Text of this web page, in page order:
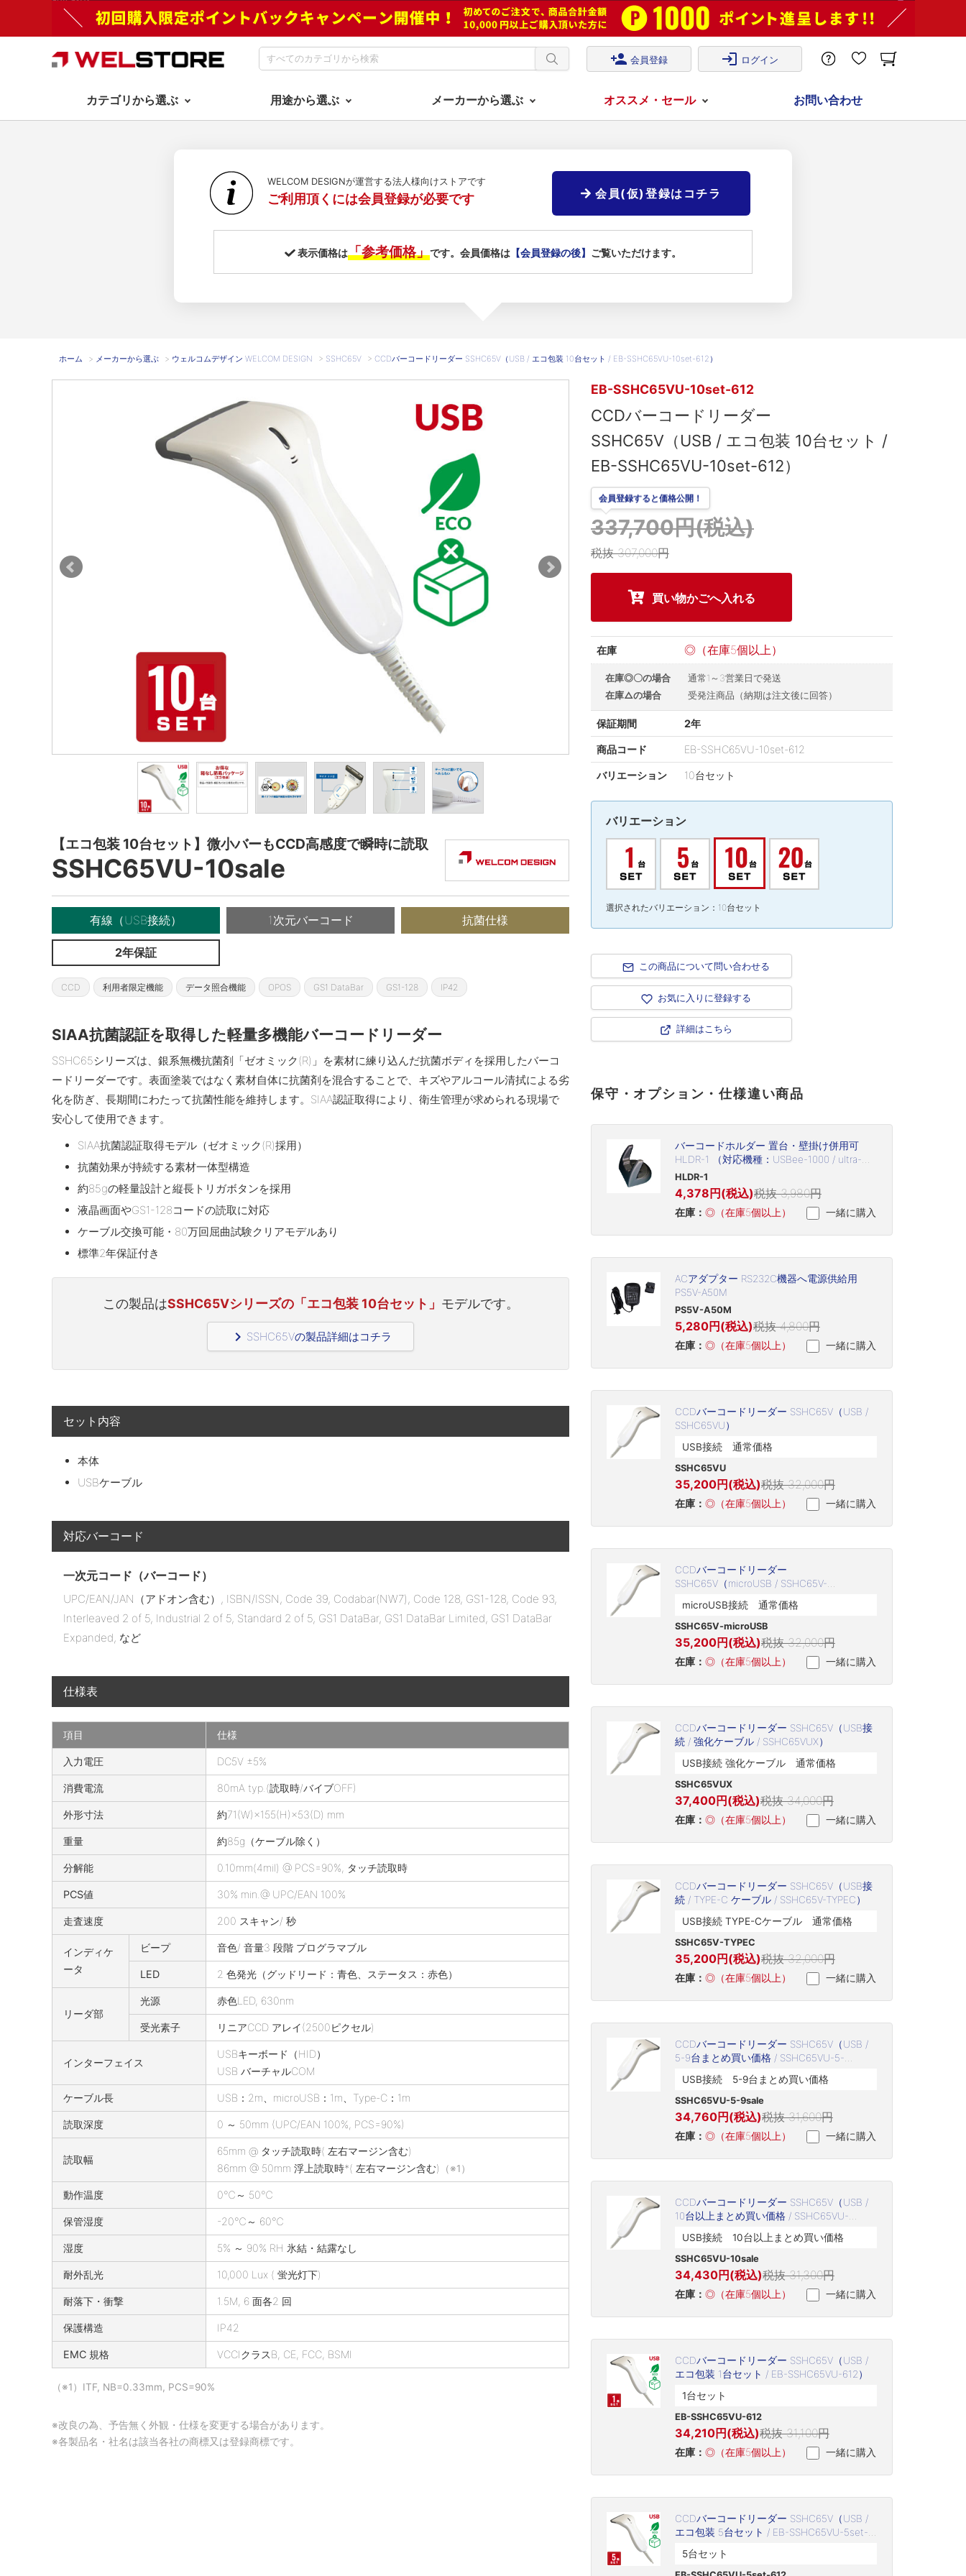
person_add 会員登録 login ログイン
カテゴリから選ぶ 用途から選ぶ メーカーから選ぶ オススメ・セール お問い合わせ
WELCOM DESIGNが運営する法人様向けストアです
ご利用頂くには会員登録が必要です 会員(仮)登録はコチラ
表示価格は「参考価格」です。会員価格は【会員登録の後】 ご覧いただけます。
ホーム > メーカーから選ぶ > ウェルコムデザイン WELCOM DESIGN > SSHC65V > CCDバーコードリーダー SSHC65V（USB / エコ包装 10台セット / EB-SSHC65VU-10set-612）
【エコ包装 10台セット】微小バーもCCD高感度で瞬時に読取
SSHC65VU-10sale
有線（USB接続） 1次元バーコード 抗菌仕様
2年保証
CCD 利用者限定機能 データ照合機能 OPOS GS1 DataBar GS1-128 IP42
SIAA抗菌認証を取得した軽量多機能バーコードリーダー
SSHC65シリーズは、銀系無機抗菌剤「ゼオミック(R)」を素材に練り込んだ抗菌ボディを採用したバーコ
ードリーダーです。表面塗装ではなく素材自体に抗菌剤を混合することで、キズやアルコール清拭による劣
化を防ぎ、長期間にわたって抗菌性能を維持します。SIAA認証取得により、衛生管理が求められる現場で
安心して使用できます。
SIAA抗菌認証取得モデル（ゼオミック(R)採用）
抗菌効果が持続する素材一体型構造
約85gの軽量設計と縦長トリガボタンを採用
液晶画面やGS1-128コードの読取に対応
ケーブル交換可能・80万回屈曲試験クリアモデルあり
標準2年保証付き
この製品はSSHC65Vシリーズの「エコ包装 10台セット」 モデルです。
navigate_next SSHC65Vの製品詳細はコチラ
セット内容
本体
USBケーブル
対応バーコード
一次元コード（バーコード）
UPC/EAN/JAN（アドオン含む）, ISBN/ISSN, Code 39, Codabar(NW7), Code 128, GS1-128, Code 93,
Interleaved 2 of 5, Industrial 2 of 5, Standard 2 of 5, GS1 DataBar, GS1 DataBar Limited, GS1 DataBar
Expanded, など
仕様表
S
6
様
項目 仕様
入力電圧 DC5V ±5%
消費電流 80mA typ.(読取時/バイブOFF)
外形寸法 約71(W)×155(H)×53(D) mm
重量 約85g（ケーブル除く）
分解能 0.10mm(4mil) @ PCS=90%, タッチ読取時
PCS値 30% min.@ UPC/EAN 100%
走査速度 200 スキャン/ 秒
インディケ
ータ
ビープ 音色/ 音量3 段階 プログラマブル
LED 2 色発光（グッドリード：青色、ステータス：赤色）
リーダ部
光源 赤色LED, 630nm
受光素子 リニアCCD アレイ(2500ピクセル)
インターフェイス
USBキーボード（HID）
USB バーチャルCOM
ケーブル長 USB：2m、microUSB：1m、Type-C：1m
読取深度 0 ～ 50mm (UPC/EAN 100%, PCS=90%)
読取幅
65mm @ タッチ読取時( 左右マージン含む)
86mm @ 50mm 浮上読取時*( 左右マージン含む)
（※1）
動作温度 0℃～ 50℃
保管湿度 -20℃～ 60℃
湿度 5% ～ 90% RH 氷結・結露なし
耐外乱光 10,000 Lux ( 蛍光灯下)
耐落下・衝撃 1.5M, 6 面各2 回
保護構造 IP42
EMC 規格 VCCIクラスB, CE, FCC, BSMI
（※1）ITF, NB=0.33mm, PCS=90%
※改良の為、予告無く外観・仕様を変更する場合があります。
※各製品名・社名は該当各社の商標又は登録商標です。
EB-SSHC65VU-10set-612
CCDバーコードリーダー
SSHC65V（USB / エコ包装 10台セット /
EB-SSHC65VU-10set-612）
337,700円(税込)
会員登録すると価格公開！
税抜 307,000円
商品コード EB-SSHC65VU-10set-612
在庫◎〇の場合
通常1～3営業日で発送
在庫△の場合
受発注商品（納期は注文後に回答）
保証期間 2年
バリエーション 10台セット
在庫 ◎（在庫5個以上）
バリエーション
選択されたバリエーション：10台セット
買い物かごへ入れる
保守・オプション・仕様違い商品
バーコードホルダー 置台・壁掛け併用可
HLDR-1 （対応機種：USBee-1000 / ultra-
3220 / SD120 / SSHC65V / SSHC65LV / C-37
））
HLDR-1
4,378円(税込)税抜 3,980円
在庫： ◎（在庫5個以上） 一緒に購入
ACアダプター RS232C機器へ電源供給用
PS5V-A50M
PS5V-A50M
5,280円(税込)税抜 4,800円
在庫： ◎（在庫5個以上） 一緒に購入
CCDバーコードリーダー SSHC65V（USB /
SSHC65VU）
USB接続 通常価格
SSHC65VU
35,200円(税込)税抜 32,000円
在庫： ◎（在庫5個以上） 一緒に購入
CCDバーコードリーダー
SSHC65V（microUSB / SSHC65V-
microUSB接続 通常価格
SSHC65V-microUSB
35,200円(税込)税抜 32,000円
在庫： ◎（在庫5個以上） 一緒に購入
CCDバーコードリーダー SSHC65V（USB接
続 / 強化ケーブル / SSHC65VUX）
USB接続 強化ケーブル 通常価格
SSHC65VUX
37,400円(税込)税抜 34,000円
在庫： ◎（在庫5個以上） 一緒に購入
CCDバーコードリーダー SSHC65V（USB接
続 / TYPE-C ケーブル / SSHC65V-TYPEC）
USB接続 TYPE-Cケーブル 通常価格
SSHC65V-TYPEC
35,200円(税込)税抜 32,000円
在庫： ◎（在庫5個以上） 一緒に購入
CCDバーコードリーダー SSHC65V（USB /
5-9台まとめ買い価格 / SSHC65VU-5-
9sale）
USB接続 5-9台まとめ買い価格
SSHC65VU-5-9sale
34,760円(税込)税抜 31,600円
在庫： ◎（在庫5個以上） 一緒に購入
CCDバーコードリーダー SSHC65V（USB /
10台以上まとめ買い価格 / SSHC65VU-
10sale）
USB接続 10台以上まとめ買い価格
SSHC65VU-10sale
34,430円(税込)税抜 31,300円
在庫： ◎（在庫5個以上） 一緒に購入
CCDバーコードリーダー SSHC65V（USB /
エコ包装 1台セット / EB-SSHC65VU-612）
1台セット
EB-SSHC65VU-612
34,210円(税込)税抜 31,100円
在庫： ◎（在庫5個以上） 一緒に購入
CCDバーコードリーダー SSHC65V（USB /
エコ包装 5台セット / EB-SSHC65VU-5set-
612）
5台セット
この商品について問い合わせる
お気に入りに登録する
詳細はこちら